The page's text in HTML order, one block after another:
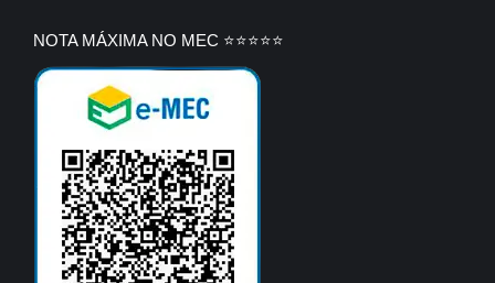
NOTA MÁXIMA NO MEC ⭐⭐⭐⭐⭐